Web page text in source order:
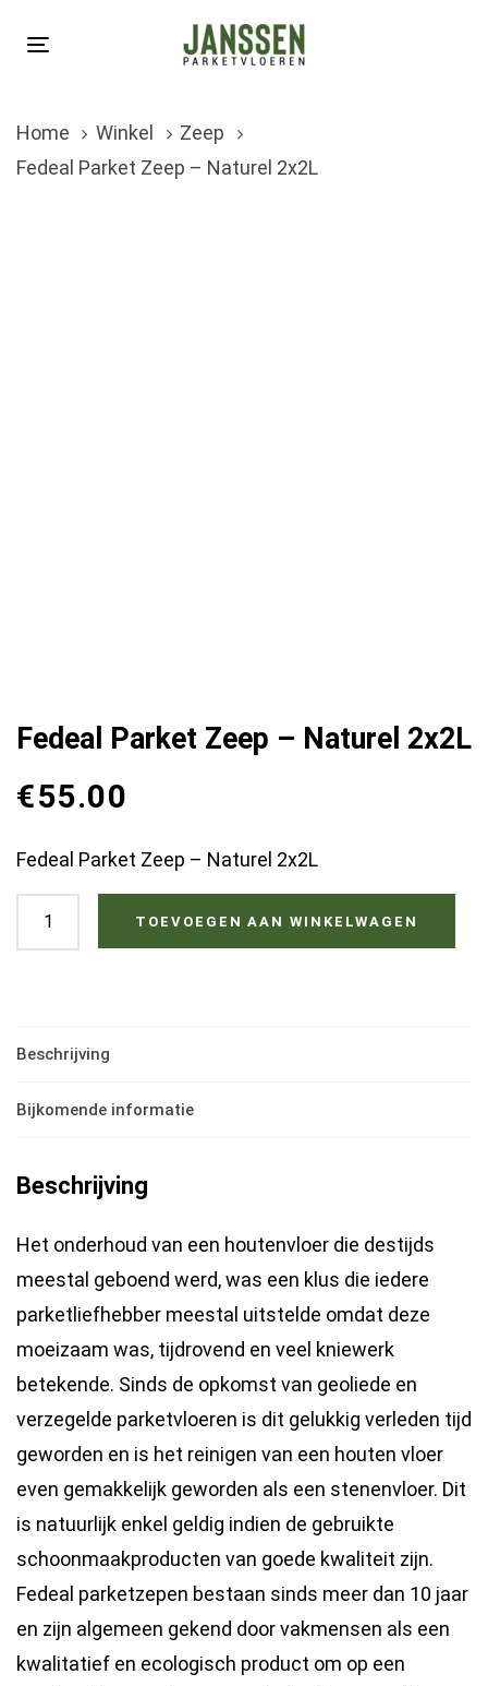
links
navigation
Skip
Toggle
Home
Winkel
Zeep
Fedeal Parket Zeep – Naturel 2x2L
Fedeal Parket Zeep – Naturel 2x2L
€55.00
Fedeal Parket Zeep – Naturel 2x2L
Fedeal
Parket
Naturel
hoeveelheid
TOEVOEGEN AAN WINKELWAGEN
Beschrijving
Bijkomende informatie
Beschrijving
Het onderhoud van een houtenvloer die destijds
meestal geboend werd, was een klus die iedere
parketliefhebber meestal uitstelde omdat deze
moeizaam was, tijdrovend en veel kniewerk
betekende. Sinds de opkomst van geoliede en
verzegelde parketvloeren is dit gelukkig verleden tijd
geworden en is het reinigen van een houten vloer
even gemakkelijk geworden als een stenenvloer. Dit
is natuurlijk enkel geldig indien de gebruikte
schoonmaakproducten van goede kwaliteit zijn.
Fedeal parketzepen bestaan sinds meer dan 10 jaar
en zijn algemeen gekend door vakmensen als een
kwalitatief en ecologisch product om op een